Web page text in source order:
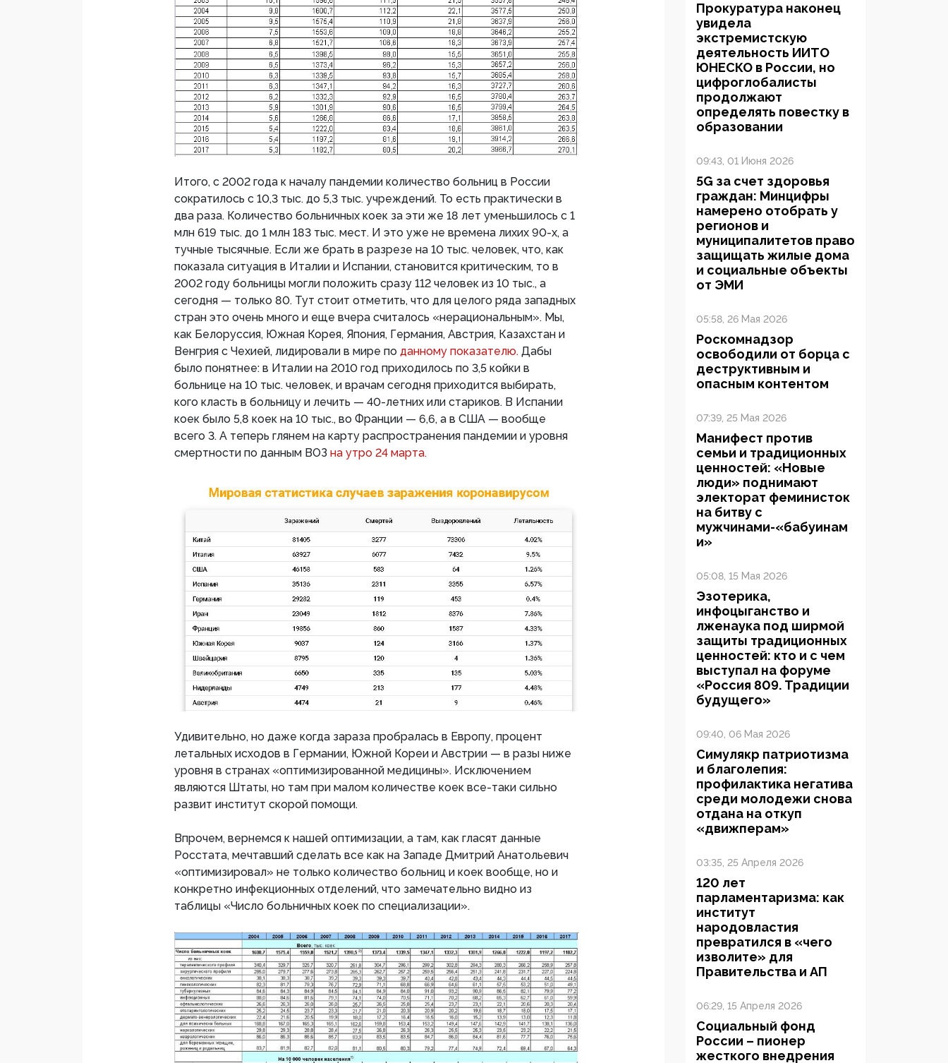
Итого, с 2002 года к началу пандемии количество больниц в России
сократилось с 10,3 тыс. до 5,3 тыс. учреждений. То есть практически в
два раза. Количество больничных коек за эти же 18 лет уменьшилось с 1
млн 619 тыс. до 1 млн 183 тыс. мест. И это уже не времена лихих 90-х, а
тучные тысячные. Если же брать в разрезе на 10 тыс. человек, что, как
показала ситуация в Италии и Испании, становится критическим, то в
2002 году больницы могли положить сразу 112 человек из 10 тыс., а
сегодня — только 80. Тут стоит отметить, что для целого ряда западных
стран это очень много и еще вчера считалось «нерациональным». Мы,
как Белоруссия, Южная Корея, Япония, Германия, Австрия, Казахстан и
Венгрия с Чехией, лидировали в мире по данному показателю. Дабы
было понятнее: в Италии на 2010 год приходилось по 3,5 койки в
больнице на 10 тыс. человек, и врачам сегодня приходится выбирать,
кого класть в больницу и лечить — 40-летних или стариков. В Испании
коек было 5,8 коек на 10 тыс., во Франции — 6,6, а в США — вообще
всего 3. А теперь глянем на карту распространения пандемии и уровня
смертности по данным ВОЗ на утро 24 марта.
Удивительно, но даже когда зараза пробралась в Европу, процент
летальных исходов в Германии, Южной Кореи и Австрии — в разы ниже
уровня в странах «оптимизированной медицины». Исключением
являются Штаты, но там при малом количестве коек все-таки сильно
развит институт скорой помощи.
Впрочем, вернемся к нашей оптимизации, а там, как гласят данные
Росстата, мечтавший сделать все как на Западе Дмитрий Анатольевич
«оптимизировал» не только количество больниц и коек вообще, но и
конкретно инфекционных отделений, что замечательно видно из
таблицы «Число больничных коек по специализации».
Прокуратура наконец
увидела
экстремистскую
деятельность ИИТО
ЮНЕСКО в России, но
цифроглобалисты
продолжают
определять повестку в
образовании
09:43, 01 Июня 2026
5G за счет здоровья
граждан: Минцифры
намерено отобрать у
регионов и
муниципалитетов право
защищать жилые дома
и социальные объекты
от ЭМИ
05:58, 26 Мая 2026
Роскомнадзор
освободили от борца с
деструктивным и
опасным контентом
07:39, 25 Мая 2026
Манифест против
семьи и традиционных
ценностей: «Новые
люди» поднимают
электорат феминисток
на битву с
мужчинами-«бабуинам
и»
05:08, 15 Мая 2026
Эзотерика,
инфоцыганство и
лженаука под ширмой
защиты традиционных
ценностей: кто и с чем
выступал на форуме
«Россия 809. Традиции
будущего»
09:40, 06 Мая 2026
Симулякр патриотизма
и благолепия:
профилактика негатива
среди молодежи снова
отдана на откуп
«движперам»
03:35, 25 Апреля 2026
120 лет
парламентаризма: как
институт
народовластия
превратился в «чего
изволите» для
Правительства и АП
06:29, 15 Апреля 2026
Социальный фонд
России – пионер
жесткого внедрения